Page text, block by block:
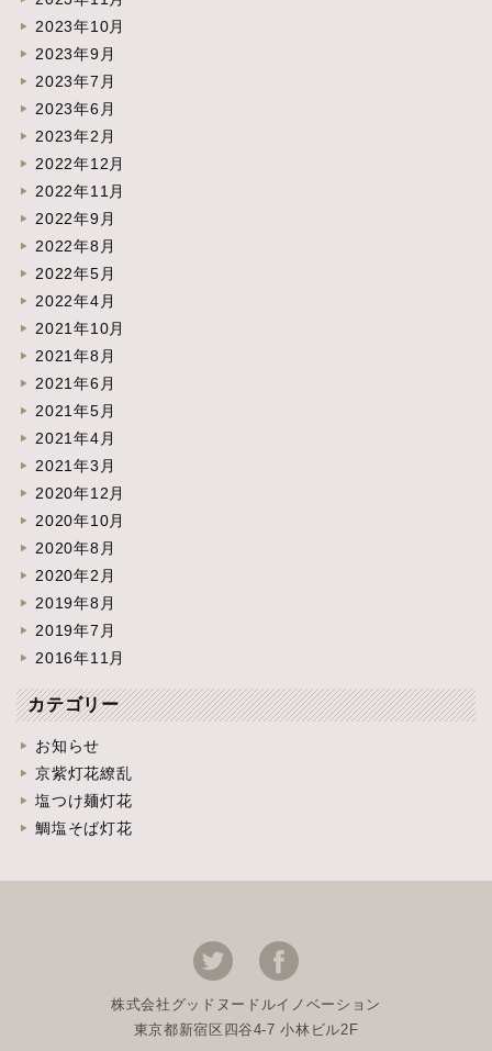
2023年10月
2023年9月
2023年7月
2023年6月
2023年2月
2022年12月
2022年11月
2022年9月
2022年8月
2022年5月
2022年4月
2021年10月
2021年8月
2021年6月
2021年5月
2021年4月
2021年3月
2020年12月
2020年10月
2020年8月
2020年2月
2019年8月
2019年7月
2016年11月
カテゴリー
お知らせ
京紫灯花繚乱
塩つけ麺灯花
鯛塩そば灯花
株式会社グッドヌードルイノベーション
東京都新宿区四谷4-7 小林ビル2F